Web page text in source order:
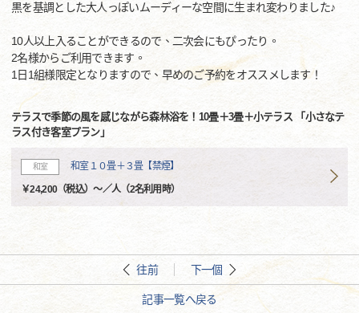
黒を基調とした大人っぽいムーディーな空間に生まれ変わりました♪
10人以上入ることができるので、二次会にもぴったり。
2名様からご利用できます。
1日1組様限定となりますので、早めのご予約をオススメします！
テラスで季節の風を感じながら森林浴を！10畳＋3畳＋小テラス 「小さなテ
ラス付き客室プラン」
和室 和室１０畳＋３畳【禁煙】
￥24,200（税込）～／人（2名利用時）
往前 下一個
記事一覧へ戻る